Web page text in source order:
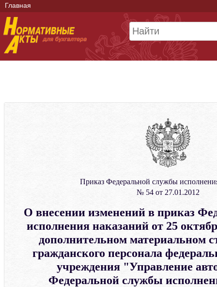
Главная
Приказ Федеральной службы
№ 54 от 27.01.2012
О внесении изменений в приказ
исполнения наказаний от 25
дополнительном материальном
гражданского персонала
учреждения "Управление
Федеральной службы